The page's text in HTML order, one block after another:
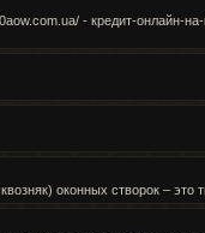
- кредит-онлайн-на-
оконных створок –